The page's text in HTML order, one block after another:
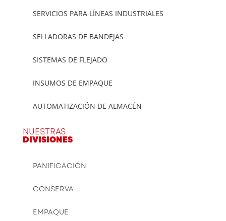
SERVICIOS PARA LÍNEAS INDUSTRIALES
SELLADORAS DE BANDEJAS
SISTEMAS DE FLEJADO
INSUMOS DE EMPAQUE
AUTOMATIZACIÓN DE ALMACÉN
NUESTRAS
DIVISIONES
PANIFICACIÓN
CONSERVA
EMPAQUE